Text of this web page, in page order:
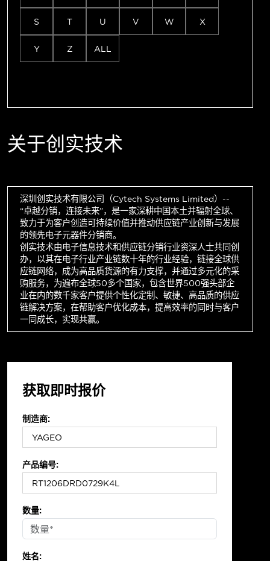
S T U V W X
Y Z ALL
关于创实技术
深圳创实技术有限公司（Cytech Systems Limited）--
“卓越分销，连接未来”，是一家深耕中国本土并辐射全球、
致力于为客户创造可持续价值并推动供应链产业创新与发展
的领先电子元器件分销商。
创实技术由电子信息技术和供应链分销行业资深人士共同创
办，以其在电子行业产业链数十年的行业经验，链接全球供
应链网络，成为高品质货源的有力支撑，并通过多元化的采
购服务，为遍布全球50多个国家，包含世界500强头部企
业在内的数千家客户提供个性化定制、敏捷、高品质的供应
链解决方案，在帮助客户优化成本，提高效率的同时与客户
一同成长，实现共赢。
获取即时报价
制造商:
产品编号:
数量:
姓名: